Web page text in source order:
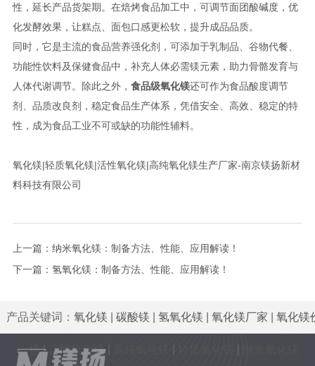
性，延长产品货架期。在焙烤食品加工中，可调节面团酸碱度，优
化发酵效果，让糕点、面包口感更松软，提升成品品质。
同时，它是主流的食品营养强化剂，可添加于乳制品、谷物代餐、
功能性饮料及保健食品中，补充人体必需镁元素，助力骨骼发育与
人体代谢调节。除此之外， 食品级氧化镁还可作为食品酸度调节
剂、品质改良剂，稳定食品生产体系，凭借安全、高效、稳定的特
性，成为食品工业不可或缺的功能性辅料。
氧化镁|轻质氧化镁|活性氧化镁|高纯氧化镁生产厂家-南京镁扬新材
料科技有限公司
上一篇： 纳米氧化镁：制备方法、性能、应用解读！
下一篇： 氢氧化镁：制备方法、性能、应用解读！
产品关键词： 氧化镁 碳酸镁 氢氧化镁 氧化镁厂家 氧化镁
格| 活性氧化镁|